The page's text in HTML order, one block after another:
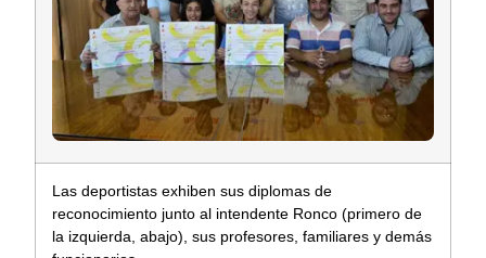
Las deportistas exhiben sus diplomas de
reconocimiento junto al intendente Ronco (primero de
la izquierda, abajo), sus profesores, familiares y demás